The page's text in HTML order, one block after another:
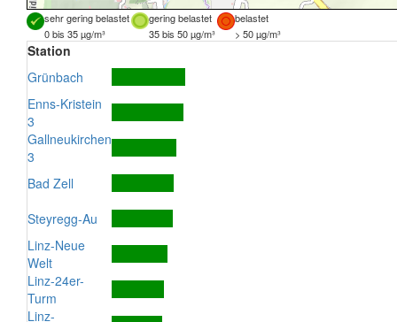
sehr gering belastet gering belastet
belastet
0 bis 35 µg/m³
35 bis 50 µg/m³ > 50 µg/m³
Station
Grünbach
Enns-Kristein
3
Gallneukirchen
3
Bad Zell
Steyregg-Au
Linz-Neue
Welt
Linz-24er-
Turm
Linz-